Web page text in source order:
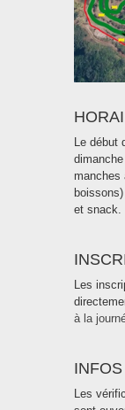
Le début
manches
et snack.
Les
à la
Les